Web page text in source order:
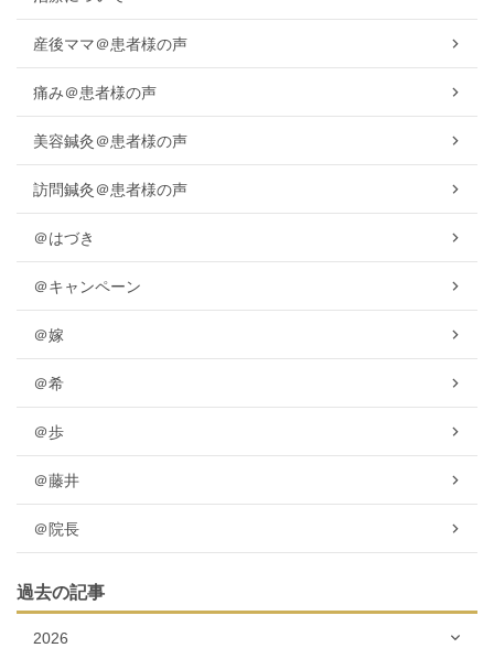
産後ママ＠患者様の声
痛み＠患者様の声
美容鍼灸＠患者様の声
訪問鍼灸＠患者様の声
＠はづき
＠キャンペーン
＠嫁
＠希
＠歩
＠藤井
＠院長
過去の記事
2026